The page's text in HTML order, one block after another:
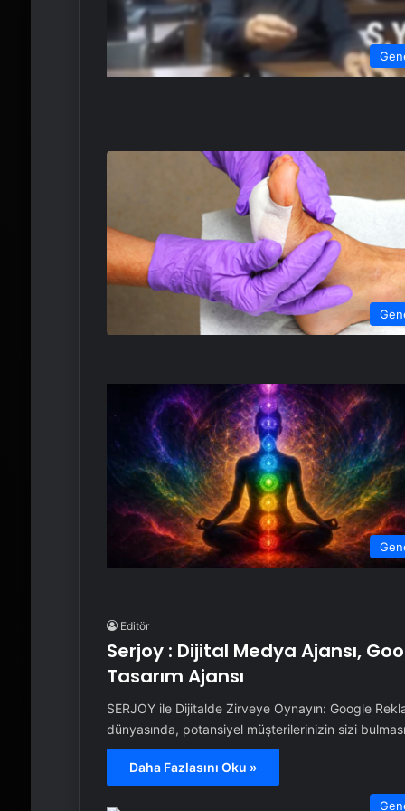
Editör
Serjoy : Dijital Medya Ajansı,
Tasarım Ajansı
SERJOY ile Dijitalde Zirveye Oynayın: Google
dünyasında, potansiyel müşterilerinizin sizi
Daha Fazlasını Oku »